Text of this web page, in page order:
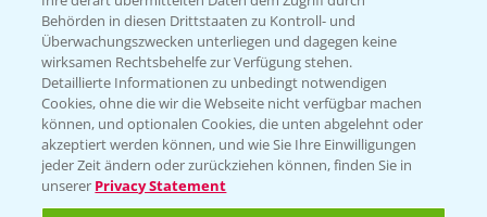
T.+49 (0)214/30-20220
Folgen Sie uns
Behörden in diesen Drittstaaten zu Kontroll- und
Überwachungszwecken unterliegen und dagegen keine
wirksamen Rechtsbehelfe zur Verfügung stehen.
Detaillierte Informationen zu unbedingt notwendigen
Cookies, ohne die wir die Webseite nicht verfügbar machen
können, und optionalen Cookies, die unten abgelehnt oder
akzeptiert werden können, und wie Sie Ihre Einwilligungen
jeder Zeit ändern oder zurückziehen können, finden Sie in
unserer Privacy Statement